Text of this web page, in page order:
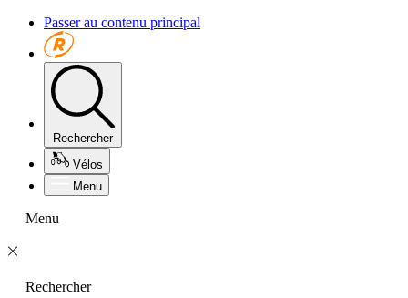
Passer au contenu principal
Rechercher
Vélos
Menu
Menu
Rechercher